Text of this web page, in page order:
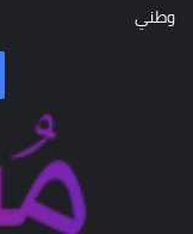
وطني